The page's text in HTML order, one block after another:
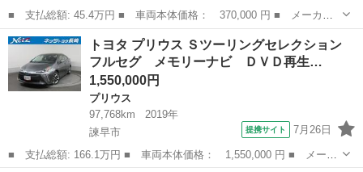
■ 支払総額: 45.4万円 ■ 車両本体価格： 370,000 円 ■ メーカー
名： トヨタ ■ 車種名： プリウス ■ グレード名： Ｓ ■ 排気
量： 1800cc ■ ドア枚数： 5D ■ ミッション： CVT ■ ...
長崎 諫早市 プリウス
トヨタ プリウス Ｓツーリングセレクション
フルセグ メモリーナビ ＤＶＤ再生…
1,550,000円
プリウス
97,768km
2019年
諫早市
提携サイト 7月26日
■ 支払総額: 166.1万円 ■ 車両本体価格： 1,550,000 円 ■ メーカ